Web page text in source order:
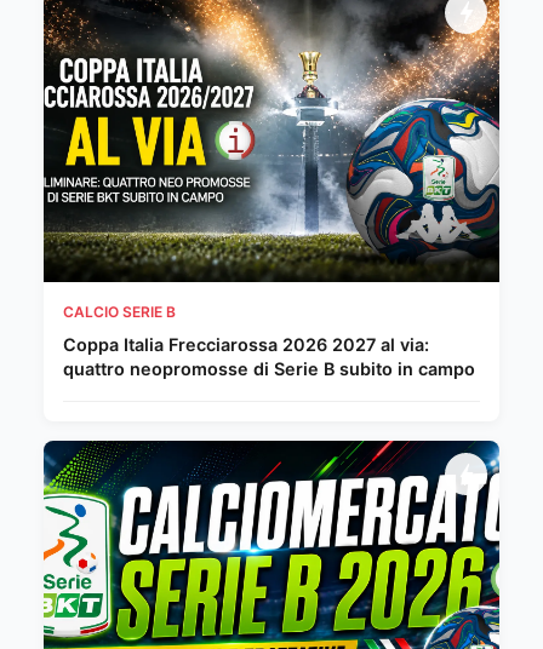
CALCIO SERIE B
Coppa Italia Frecciarossa 2026 2027 al via:
quattro neopromosse di Serie B subito in campo